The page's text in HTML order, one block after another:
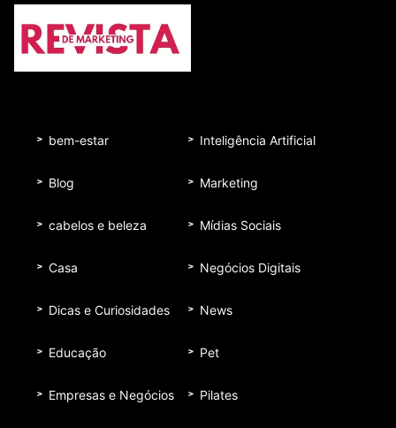
bem-estar
Blog
cabelos e beleza
Casa
Dicas e Curiosidades
Educação
Empresas e Negócios
Inteligência Artificial
Marketing
Mídias Sociais
Negócios Digitais
News
Pet
Pilates